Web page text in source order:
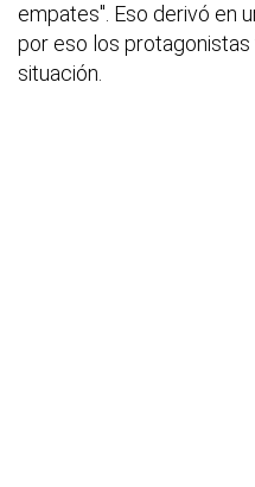
empates". Eso derivó en
por eso los protagonistas
situación.